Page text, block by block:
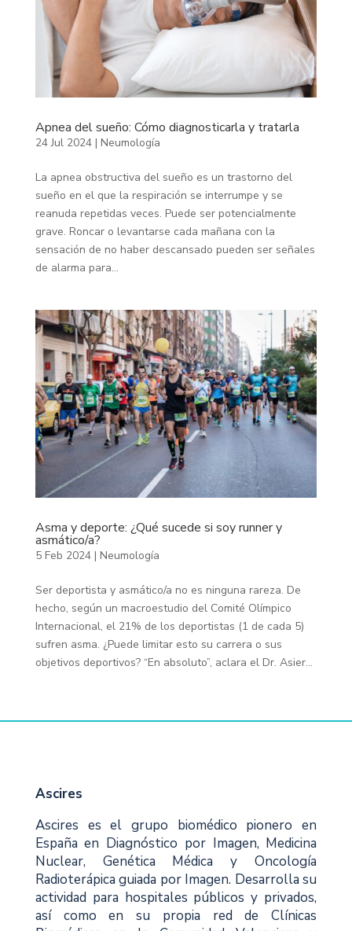
Apnea del sueño: Cómo diagnosticarla y tratarla
24 Jul 2024| Neumología
La apnea obstructiva del sueño es un trastorno del
sueño en el que la respiración se interrumpe y se
reanuda repetidas veces. Puede ser potencialmente
grave. Roncar o levantarse cada mañana con la
sensación de no haber descansado pueden ser señales
de alarma para...
Asma y deporte: ¿Qué sucede si soy runner y
asmático/a?
5 Feb 2024| Neumología
Ser deportista y asmático/a no es ninguna rareza. De
hecho, según un macroestudio del Comité Olímpico
Internacional, el 21% de los deportistas (1 de cada 5)
sufren asma. ¿Puede limitar esto su carrera o sus
objetivos deportivos? “En absoluto”, aclara el Dr. Asier...
Ascires
Ascires es el grupo biomédico pionero en
España en Diagnóstico por Imagen, Medicina
Nuclear, Genética Médica y Oncología
Radioterápica guiada por Imagen. Desarrolla su
actividad para hospitales públicos y privados,
así como en su propia red de Clínicas